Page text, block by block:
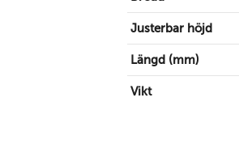
Justerbar höjd
Längd (mm)
Vikt